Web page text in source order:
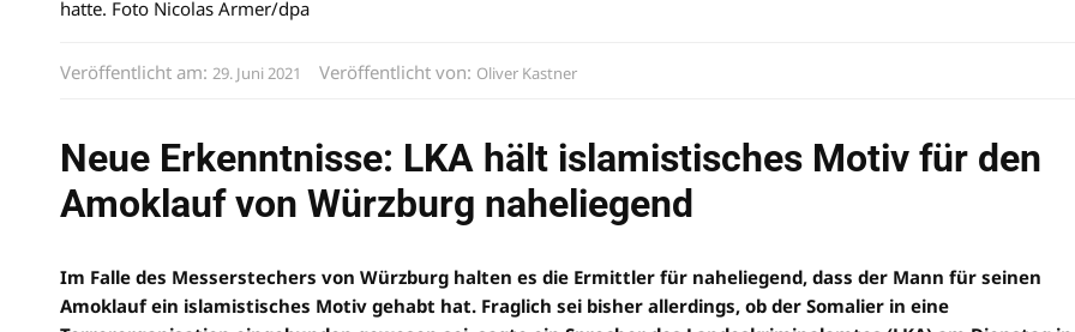
hatte. Foto Nicolas Armer/dpa
Veröffentlicht am: 29. Juni 2021 Veröffentlicht von: Oliver Kastner
Neue Erkenntnisse: LKA hält islamistisches Motiv für den
Amoklauf von Würzburg naheliegend
Im Falle des Messerstechers von Würzburg halten es die Ermittler für naheliegend, dass der Mann für seinen
Amoklauf ein islamistisches Motiv gehabt hat. Fraglich sei bisher allerdings, ob der Somalier in eine